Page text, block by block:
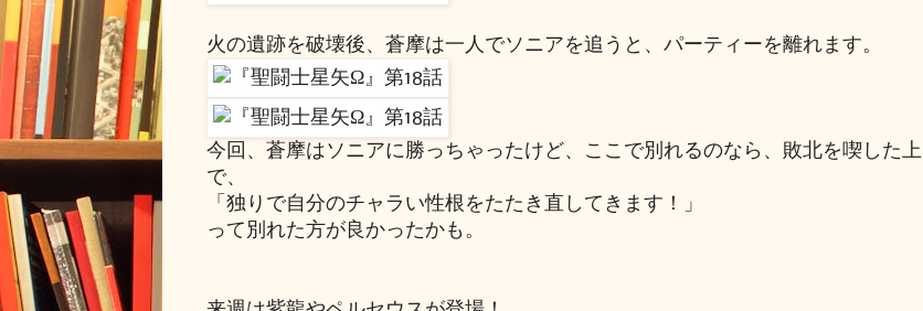
火の遺跡を破壊後、蒼摩は一人でソニアを追うと、パーティーを離れます。
今回、蒼摩はソニアに勝っちゃったけど、ここで別れるのなら、敗北を喫した上
で、
「独りで自分のチャラい性根をたたき直してきます！」
って別れた方が良かったかも。